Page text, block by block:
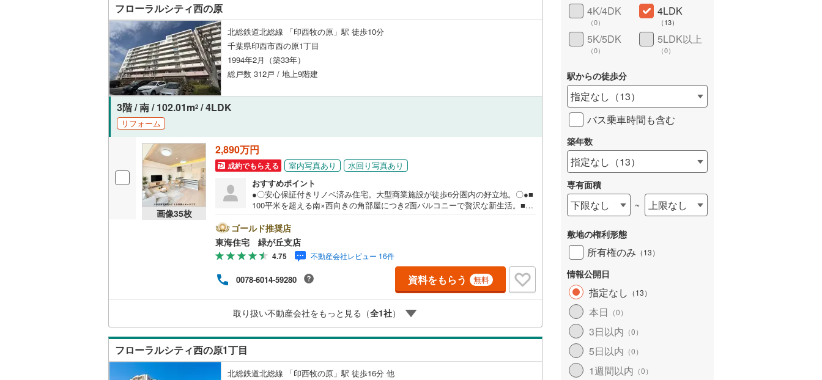
フローラルシティ西の原
北総鉄道北総線 「印西牧の原」駅 徒歩10分
千葉県印西市西の原1丁目
1994年2月（築33年）
総戸数 312戸 / 地上9階建
3階 / 南 / 102.01m2 / 4LDK
リフォーム
画像35枚
2,890万円
成約でもらえる 室内写真あり
水回り写真あり
おすすめポイント
●〇安心保証付きリノベ済み住宅。大型商業施設が徒歩6分圏内の好立地。〇●■
100平米を超える南×西向きの角部屋につき2面バルコニーで贅沢な新生活。■広
ゴールド推奨店
東海住宅 緑が丘支店
4.75 不動産会社レビュー 16件
0078-6014-59280 資料をもらう 無料
取り扱い不動産会社をもっと見る（全1社）
フローラルシティ西の原1丁目
北総鉄道北総線 「印西牧の原」駅 徒歩16分 他
4K/4DK
（0）
4LDK
（13）
5K/5DK
（0）
5LDK以上
（0）
駅からの徒歩分
指定なし （13）
バス乗車時間も含む
築年数
指定なし （13）
専有面積
下限なし ~ 上限なし
敷地の権利形態
所有権のみ （13）
情報公開日
指定なし （13）
本日 （0）
3日以内 （0）
5日以内 （0）
1週間以内 （0）
販売、価格、契約、入居関連など
即入居可能（ 4）
オンライン対応
詳しく見る